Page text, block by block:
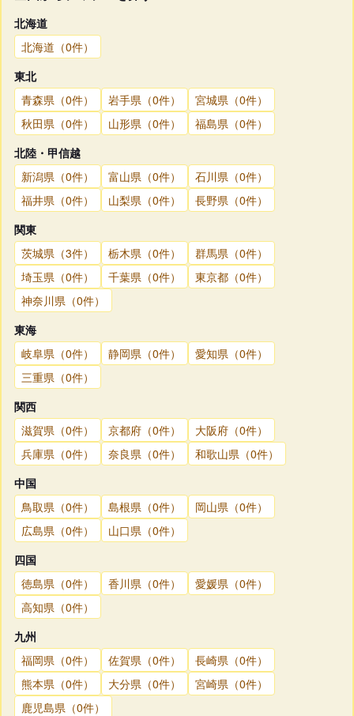
北海道
北海道（0件）
東北
青森県（0件）
岩手県（0件）
宮城県（0件）
秋田県（0件）
山形県（0件）
福島県（0件）
北陸・甲信越
新潟県（0件）
富山県（0件）
石川県（0件）
福井県（0件）
山梨県（0件）
長野県（0件）
関東
茨城県（3件）
栃木県（0件）
群馬県（0件）
埼玉県（0件）
千葉県（0件）
東京都（0件）
神奈川県（0件）
東海
岐阜県（0件）
静岡県（0件）
愛知県（0件）
三重県（0件）
関西
滋賀県（0件）
京都府（0件）
大阪府（0件）
兵庫県（0件）
奈良県（0件）
和歌山県（0件）
中国
鳥取県（0件）
島根県（0件）
岡山県（0件）
広島県（0件）
山口県（0件）
四国
徳島県（0件）
香川県（0件）
愛媛県（0件）
高知県（0件）
九州
福岡県（0件）
佐賀県（0件）
長崎県（0件）
熊本県（0件）
大分県（0件）
宮崎県（0件）
鹿児島県（0件）